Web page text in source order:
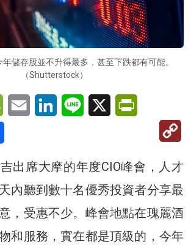
儲存股並不升得最多，甚至下跌都有可能。
（Shutterstock）
WeChatEmail LinkedInLine X
出席大摩的年度CIO峰會，人才
內聽到數十名優秀投資者分享最
，受惠不少。峰會地點在瑰麗酒
和服務，實在都是頂級的，今年